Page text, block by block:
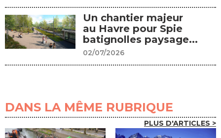
Un chantier majeur
au Havre pour Spie
batignolles paysage...
02/07/2026
DANS LA MÊME RUBRIQUE
PLUS D'ARTICLES >